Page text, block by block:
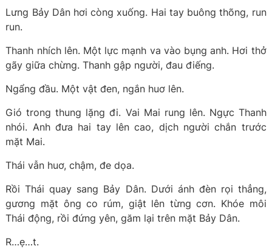
Lưng Bảy Dân hơi còng xuống. Hai tay buông thõng, run
run.
Thanh nhích lên. Một lực mạnh va vào bụng anh. Hơi thở
gãy giữa chừng. Thanh gập người, đau điếng.
Ngẩng đầu. Một vật đen, ngắn huơ lên.
Gió trong thung lặng đi. Vai Mai rung lên. Ngực Thanh
nhói. Anh đưa hai tay lên cao, dịch người chắn trước
mặt Mai.
Thái vẫn huơ, chậm, đe dọa.
Rồi Thái quay sang Bảy Dân. Dưới ánh đèn rọi thẳng,
gương mặt ông co rúm, giật lên từng cơn. Khóe môi
Thái động, rồi đứng yên, găm lại trên mặt Bảy Dân.
R…ẹ…t.